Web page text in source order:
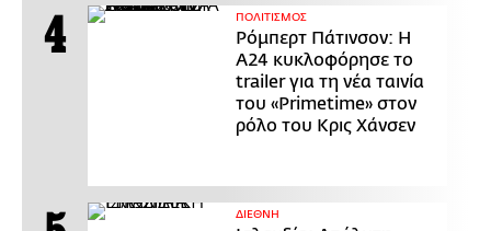
ΠΟΛΙΤΙΣΜΟΣ
Ρόμπερτ Πάτινσον: Η
Α24 κυκλοφόρησε το
trailer για τη νέα ταινία
του «Primetime» στον
ρόλο του Κρις Χάνσεν
ΔΙΕΘΝΗ